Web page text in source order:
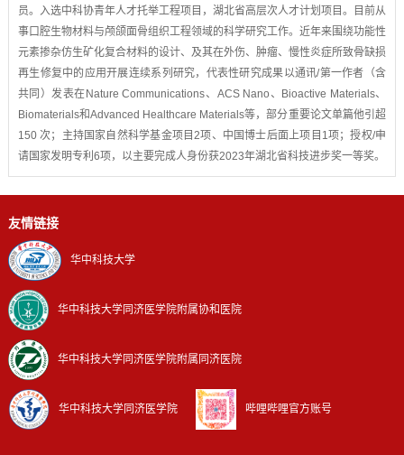
员。入选中科协青年人才托举工程项目，湖北省高层次人才计划项目。目前从
事口腔生物材料与颅颌面骨组织工程领域的科学研究工作。近年来围绕功能性
元素掺杂仿生矿化复合材料的设计、及其在外伤、肿瘤、慢性炎症所致骨缺损
再生修复中的应用开展连续系列研究，代表性研究成果以通讯/第一作者（含
共同）发表在Nature Communications、ACS Nano、Bioactive Materials、
Biomaterials和Advanced Healthcare Materials等，部分重要论文单篇他引超
150 次；主持国家自然科学基金项目2项、中国博士后面上项目1项；授权/申
请国家发明专利6项，以主要完成人身份获2023年湖北省科技进步奖一等奖。
友情链接
华中科技大学
华中科技大学同济医学院附属协和医院
华中科技大学同济医学院附属同济医院
华中科技大学同济医学院 哔哩哔哩官方账号